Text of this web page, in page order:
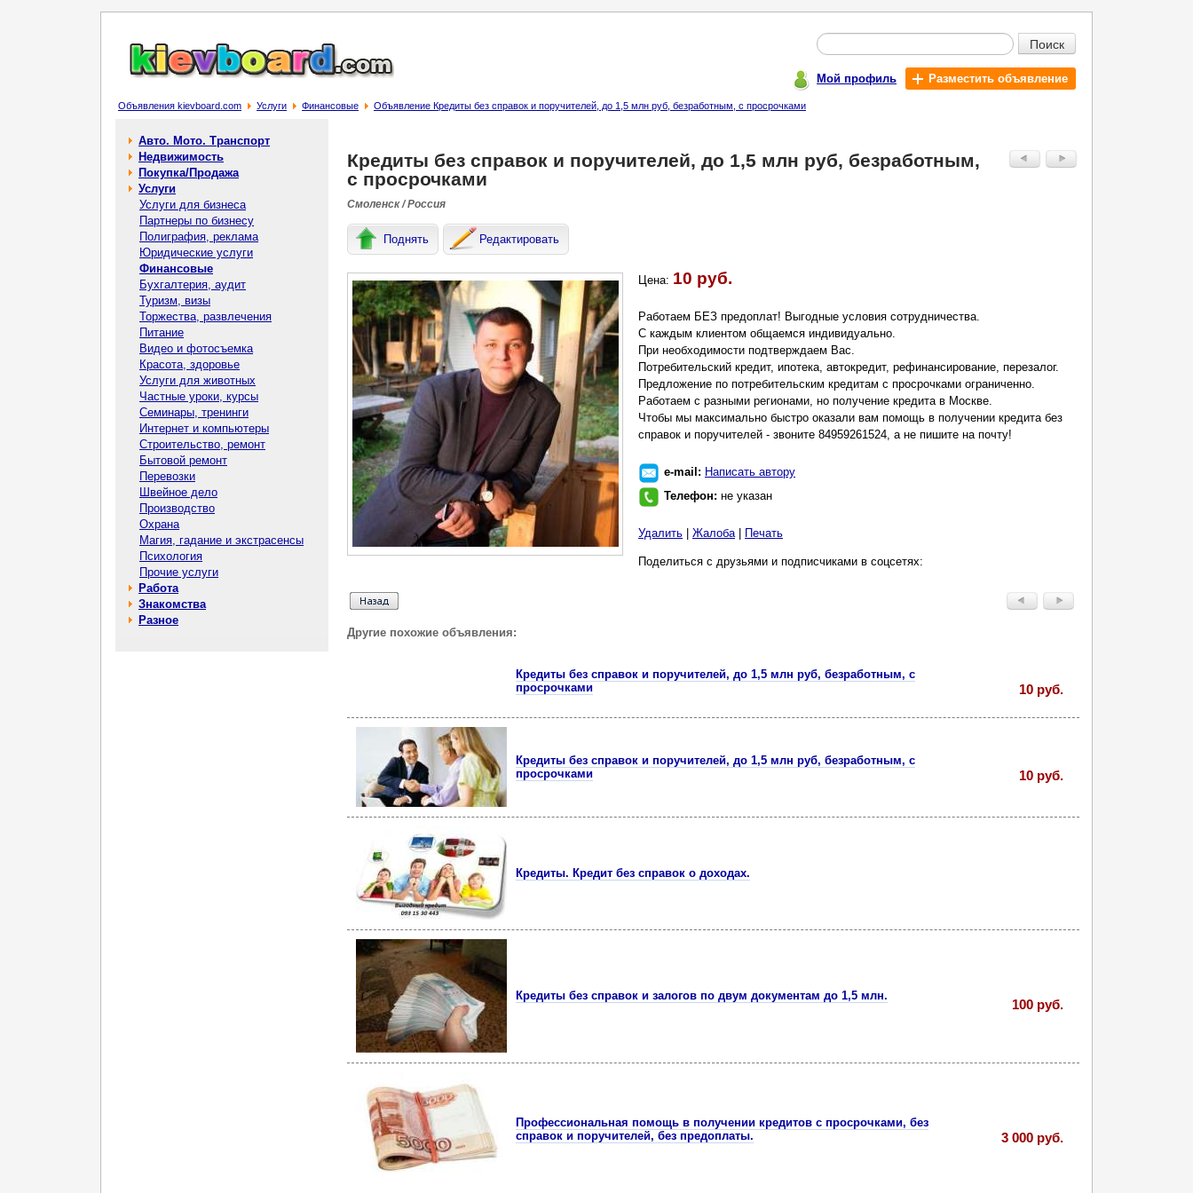
Поиск
Мой профиль Разместить объявление
Объявления kievboard.com Услуги Финансовые Объявление Кредиты без справок и поручителей, до 1,5 млн руб, безработным, с просрочками
Авто. Мото. Транспорт
Недвижимость
Покупка/Продажа
Услуги
Услуги для бизнеса
Партнеры по бизнесу
Полиграфия, реклама
Юридические услуги
Финансовые
Бухгалтерия, аудит
Туризм, визы
Торжества, развлечения
Питание
Видео и фотосъемка
Красота, здоровье
Услуги для животных
Частные уроки, курсы
Семинары, тренинги
Интернет и компьютеры
Строительство, ремонт
Бытовой ремонт
Перевозки
Швейное дело
Производство
Охрана
Магия, гадание и экстрасенсы
Психология
Прочие услуги
Работа
Знакомства
Разное
Кредиты без справок и поручителей, до 1,5 млн руб, безработным,
с просрочками
Смоленск / Россия
Поднять Редактировать
Цена: 10 руб.
Работаем БЕЗ предоплат! Выгодные условия сотрудничества.
С каждым клиентом общаемся индивидуально.
При необходимости подтверждаем Вас.
Потребительский кредит, ипотека, автокредит, рефинансирование, перезалог.
Предложение по потребительским кредитам с просрочками ограниченно.
Работаем с разными регионами, но получение кредита в Москве.
Чтобы мы максимально быстро оказали вам помощь в получении кредита без
справок и поручителей - звоните 84959261524, а не пишите на почту!
e-mail: Написать автору
Телефон: не указан
Удалить Жалоба| Печать
Поделиться с друзьями и подписчиками в соцсетях:
Другие похожие объявления:
Кредиты без справок и поручителей, до 1,5 млн руб, безработным, с
просрочками
10 руб.
Кредиты без справок и поручителей, до 1,5 млн руб, безработным, с
просрочками
10 руб.
Кредиты. Кредит без справок о доходах.
Кредиты без справок и залогов по двум документам до 1,5 млн.
100 руб.
Пpoфессиoнaльнaя помощь в получении кредитов с просрочками, без
справок и поручителей, без пpедoплaты.
3 000 руб.